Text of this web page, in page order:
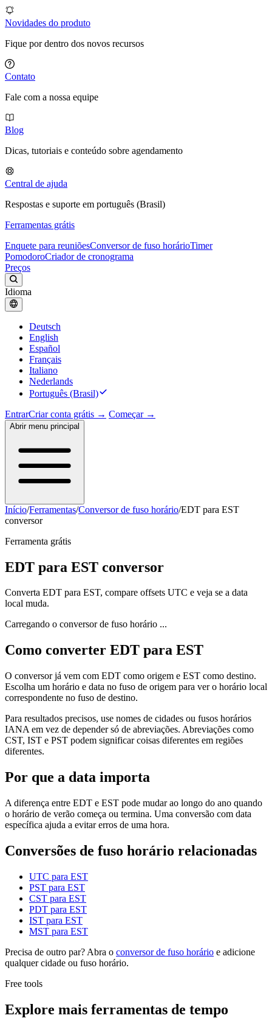
Novidades do produto
Fique por dentro dos novos recursos
Contato
Fale com a nossa equipe
Blog
Dicas, tutoriais e conteúdo sobre agendamento
Central de ajuda
Respostas e suporte em português (Brasil)
Ferramentas grátis
Enquete para reuniõesConversor de fuso horárioTimer
PomodoroCriador de cronograma
Preços
Idioma
Deutsch
English
Español
Français
Italiano
Nederlands
Português (Brasil)
EntrarCriar conta grátis → Começar →
Abrir menu principal
Início/Ferramentas/Conversor de fuso horário/EDT para EST
conversor
Ferramenta grátis
EDT para EST conversor
Converta EDT para EST, compare offsets UTC e veja se a data
local muda.
Carregando o conversor de fuso horário ...
Como converter EDT para EST
O conversor já vem com EDT como origem e EST como destino.
Escolha um horário e data no fuso de origem para ver o horário local
correspondente no fuso de destino.
Para resultados precisos, use nomes de cidades ou fusos horários
IANA em vez de depender só de abreviações. Abreviações como
CST, IST e PST podem significar coisas diferentes em regiões
diferentes.
Por que a data importa
A diferença entre EDT e EST pode mudar ao longo do ano quando
o horário de verão começa ou termina. Uma conversão com data
específica ajuda a evitar erros de uma hora.
Conversões de fuso horário relacionadas
UTC para EST
PST para EST
CST para EST
PDT para EST
IST para EST
MST para EST
Precisa de outro par? Abra o conversor de fuso horário e adicione
qualquer cidade ou fuso horário.
Free tools
Explore mais ferramentas de tempo